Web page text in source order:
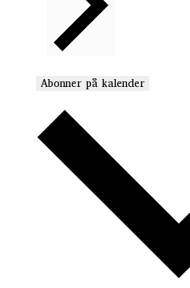
Abonner på kalender